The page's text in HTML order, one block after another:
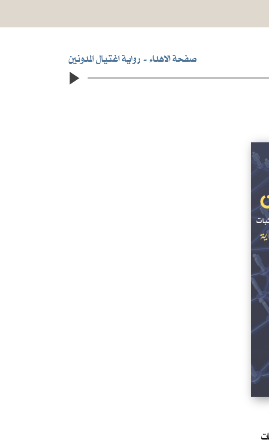
رواية اغتيال المدونين صفحة الاهداء